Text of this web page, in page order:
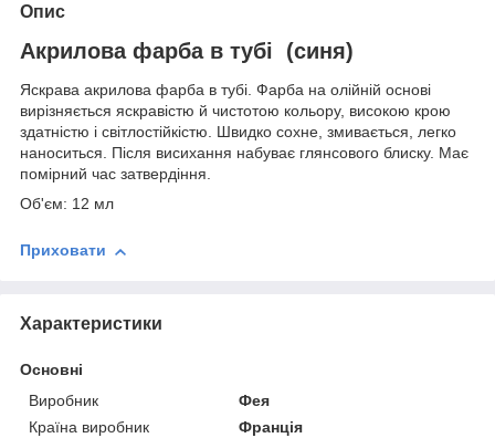
Опис
Акрилова фарба в тубі (синя)
Яскрава акрилова фарба в тубі. Фарба на олійній основі
вирізняється яскравістю й чистотою кольору, високою крою
здатністю і світлостійкістю. Швидко сохне, змивається, легко
наноситься. Після висихання набуває глянсового блиску. Має
помірний час затвердіння.
Об'єм: 12 мл
Приховати
Характеристики
Основні
Виробник
Фея
Країна виробник
Франція